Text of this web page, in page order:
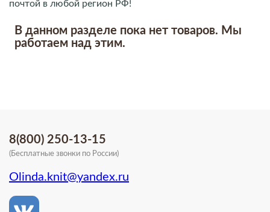
почтой в любой регион РФ!
В данном разделе пока нет товаров. Мы
работаем над этим.
8(800) 250-13-15
(Бесплатные звонки по России)
Olinda.knit@yandex.ru